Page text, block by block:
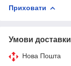
Приховати
Умови доставки
Нова Пошта